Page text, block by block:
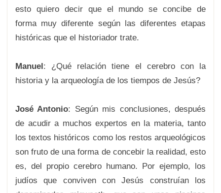
esto quiero decir que el mundo se concibe de
forma muy diferente según las diferentes etapas
históricas que el historiador trate.
Manuel: ¿Qué relación tiene el cerebro con la
historia y la arqueología de los tiempos de Jesús?
José Antonio: Según mis conclusiones, después
de acudir a muchos expertos en la materia, tanto
los textos históricos como los restos arqueológicos
son fruto de una forma de concebir la realidad, esto
es, del propio cerebro humano. Por ejemplo, los
judíos que conviven con Jesús construían los